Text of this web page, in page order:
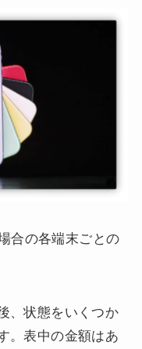
合の各端末ごとの
、状態をいくつか
。表中の金額はあ